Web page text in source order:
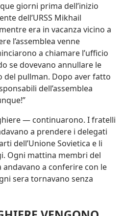
giorni prima dell’inizio
dell’URSS Mikhail
era in vacanza vicino a
l’assemblea venne
a chiamare l’ufficio
se dovevano annullare le
del pullman. Dopo aver fatto
dell’assemblea
— continuarono. I fratelli
a prendere i delegati
dell’Unione Sovietica e li
Ogni mattina membri del
andavano a conferire con le
sera tornavano senza